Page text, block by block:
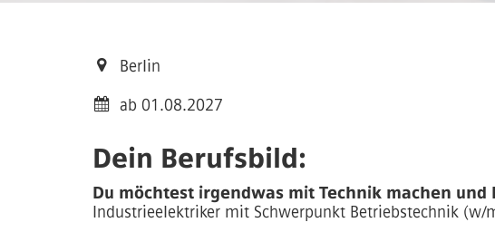
Berlin
ab 01.08.2027
Dein Berufsbild:
Du möchtest irgendwas mit Technik machen
Industrieelektriker mit Schwerpunkt Betriebstechnik